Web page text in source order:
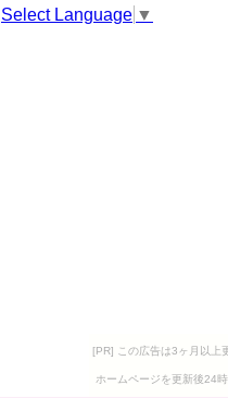
Select Language ▼
[PR] この広告は3ヶ月以上
ホームページを更新後24